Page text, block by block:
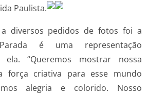
Paulista.
diversos pedidos de fotos foi a
é uma representação
ela. “Queremos mostrar nossa
força criativa para esse mundo
alegria e colorido. Nosso